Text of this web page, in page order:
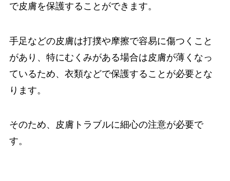
で皮膚を保護することができます。
手足などの皮膚は打撲や摩擦で容易に傷つくこと
があり、特にむくみがある場合は皮膚が薄くなっ
ているため、衣類などで保護することが必要とな
ります。
そのため、皮膚トラブルに細心の注意が必要で
す。